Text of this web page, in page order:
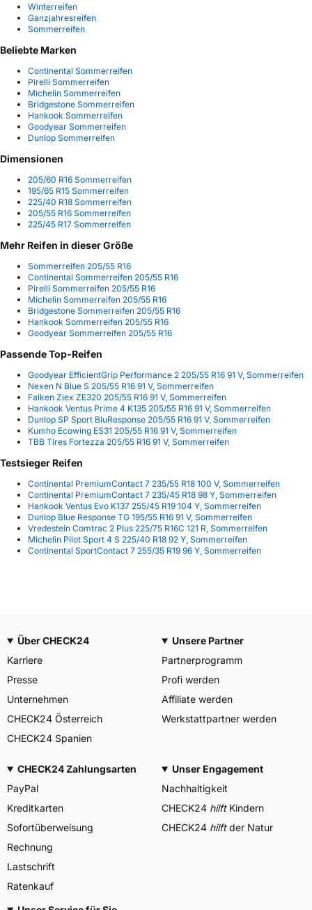
Winterreifen
Ganzjahresreifen
Sommerreifen
Beliebte Marken
Continental Sommerreifen
Pirelli Sommerreifen
Michelin Sommerreifen
Bridgestone Sommerreifen
Hankook Sommerreifen
Goodyear Sommerreifen
Dunlop Sommerreifen
Dimensionen
205/60 R16 Sommerreifen
195/65 R15 Sommerreifen
225/40 R18 Sommerreifen
205/55 R16 Sommerreifen
225/45 R17 Sommerreifen
Mehr Reifen in dieser Größe
Sommerreifen 205/55 R16
Continental Sommerreifen 205/55 R16
Pirelli Sommerreifen 205/55 R16
Michelin Sommerreifen 205/55 R16
Bridgestone Sommerreifen 205/55 R16
Hankook Sommerreifen 205/55 R16
Goodyear Sommerreifen 205/55 R16
Passende Top-Reifen
Goodyear EfficientGrip Performance 2 205/55 R16 91 V, Sommerreifen
Nexen N Blue S 205/55 R16 91 V, Sommerreifen
Falken Ziex ZE320 205/55 R16 91 V, Sommerreifen
Hankook Ventus Prime 4 K135 205/55 R16 91 V, Sommerreifen
Dunlop SP Sport BluResponse 205/55 R16 91 V, Sommerreifen
Kumho Ecowing ES31 205/55 R16 91 V, Sommerreifen
TBB Tires Fortezza 205/55 R16 91 V, Sommerreifen
Testsieger Reifen
Continental PremiumContact 7 235/55 R18 100 V, Sommerreifen
Continental PremiumContact 7 235/45 R18 98 Y, Sommerreifen
Hankook Ventus Evo K137 255/45 R19 104 Y, Sommerreifen
Dunlop Blue Response TG 195/55 R16 91 V, Sommerreifen
Vredestein Comtrac 2 Plus 225/75 R16C 121 R, Sommerreifen
Michelin Pilot Sport 4 S 225/40 R18 92 Y, Sommerreifen
Continental SportContact 7 255/35 R19 96 Y, Sommerreifen
Über CHECK24
Karriere
Presse
Unternehmen
CHECK24 Österreich
CHECK24 Spanien
Unsere Partner
Partnerprogramm
Profi werden
Affiliate werden
Werkstattpartner werden
CHECK24 Zahlungsarten
PayPal
Kreditkarten
Sofortüberweisung
Rechnung
Lastschrift
Ratenkauf
Unser Engagement
Nachhaltigkeit
CHECK24 hilftKindern
CHECK24 hilftder Natur